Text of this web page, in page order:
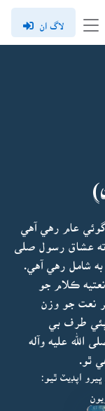
لاگ ان
عام رهي آهي
ته عشاق رسول صلى
به شامل رهي آهي.
ڪلام جو
نعت جو وزن
ٻئي طرف بي
عليه وآله
ٿو.
اپڊيٽ ٿيو: